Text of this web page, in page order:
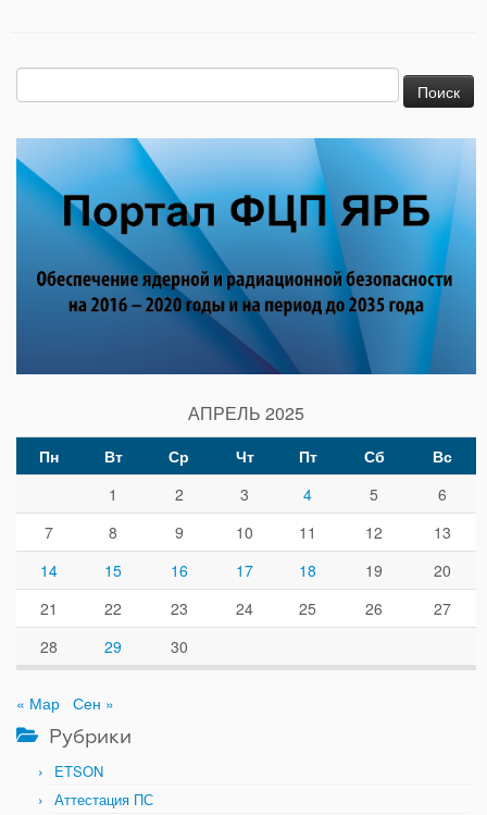
АПРЕЛЬ 2025
Пн Вт Ср Чт Пт Сб
Вс
1
2 3 4 5
6
7
8 9 10 11 12
13
14
15 16 17 18 19
20
21
22 23 24 25 26
27
28
29 30
« Мар Сен »
Рубрики
ETSON
Аттестация ПС